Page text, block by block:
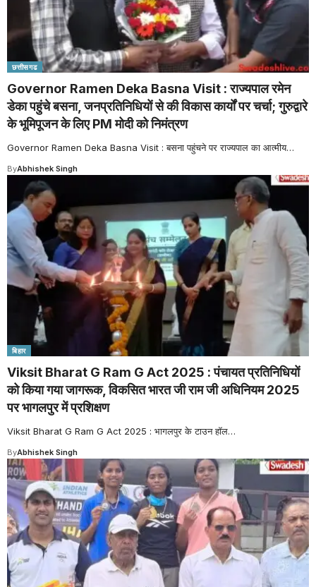
छत्तीसगढ
Governor Ramen Deka Basna Visit : राज्यपाल रमेन
डेका पहुंचे बसना, जनप्रतिनिधियों से की विकास कार्यों पर चर्चा; गुरुद्वारे
के भूमिपूजन के लिए PM मोदी को निमंत्रण
Governor Ramen Deka Basna Visit : बसना पहुंचने पर राज्यपाल का आत्मीय…
ByAbhishek Singh
बिहार
Viksit Bharat G Ram G Act 2025 : पंचायत प्रतिनिधियों
को किया गया जागरूक, विकसित भारत जी राम जी अधिनियम 2025
पर भागलपुर में प्रशिक्षण
Viksit Bharat G Ram G Act 2025 : भागलपुर के टाउन हॉल…
ByAbhishek Singh